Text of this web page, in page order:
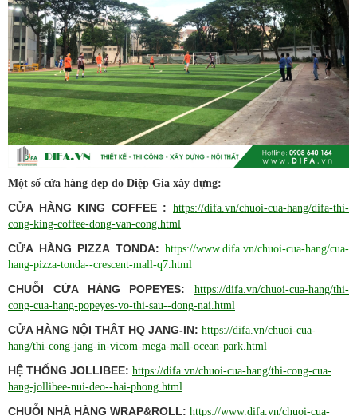
Một số cửa hàng đẹp do Diệp Gia xây dựng:
CỬA HÀNG KING COFFEE : https://difa.vn/chuoi-cua-hang/difa-thi-
cong-king-coffee-dong-van-cong.html
CỬA HÀNG PIZZA TONDA: https://www.difa.vn/chuoi-cua-hang/cua-
hang-pizza-tonda--crescent-mall-q7.html
CHUỖI CỬA HÀNG POPEYES:
https://difa.vn/chuoi-cua-hang/thi-
cong-cua-hang-popeyes-vo-thi-sau--dong-nai.html
CỬA HÀNG NỘI THẤT HQ JANG-IN: https://difa.vn/chuoi-cua-
hang/thi-cong-jang-in-vicom-mega-mall-ocean-park.html
HỆ THỐNG JOLLIBEE: https://difa.vn/chuoi-cua-hang/thi-cong-cua-
hang-jollibee-nui-deo--hai-phong.html
CHUỖI NHÀ HÀNG WRAP&ROLL: https://www.difa.vn/chuoi-cua-